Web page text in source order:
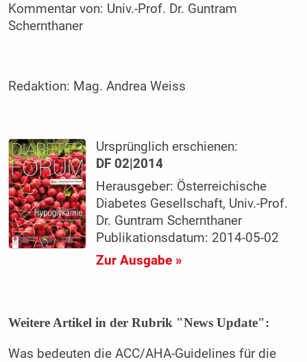
Kommentar von: Univ.-Prof. Dr. Guntram
Schernthaner
Redaktion: Mag. Andrea Weiss
Ursprünglich erschienen:
DF 02|2014
Herausgeber: Österreichische
Diabetes Gesellschaft, Univ.-Prof.
Dr. Guntram Schernthaner
Publikationsdatum: 2014-05-02
Zur Ausgabe »
Weitere Artikel in der Rubrik "News Update":
Was bedeuten die ACC/AHA-Guidelines für die